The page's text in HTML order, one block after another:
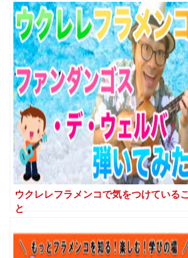
(8/23〜8/28)】
ウクレレフラメンコで気をつけているこ
と